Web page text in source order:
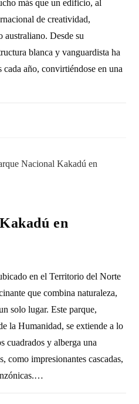
más que un edificio, al
de creatividad,
australiano. Desde su
blanca y vanguardista ha
año, convirtiéndose en una
en
en el Territorio del Norte
que combina naturaleza,
solo lugar. Este parque,
la Humanidad, se extiende a lo
cuadrados y alberga una
como impresionantes cascadas,